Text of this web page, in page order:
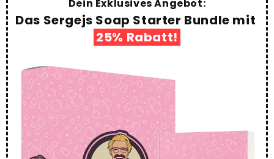
Dein Exklusives Angebot:
Das Sergejs Soap Starter Bundle mit
25% Rabatt!